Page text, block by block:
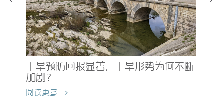
干旱预防回报显著，干旱形势为何不断
加剧？
阅读更多... >